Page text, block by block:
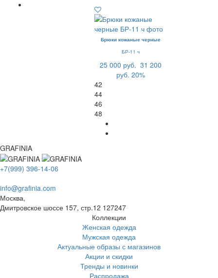
Брюки кожаные черные
БР-11 ч
25 000 руб. 31 200
руб. 20%
42
44
46
48
GRAFINIA
+7(999) 396-14-06
info@grafinia.com
Москва,
Дмитровское шоссе 157, стр.12 127247
Коллекции
Женская одежда
Мужская одежда
Актуальные образы с магазинов
Акции и скидки
Тренды и новинки
Распродажа